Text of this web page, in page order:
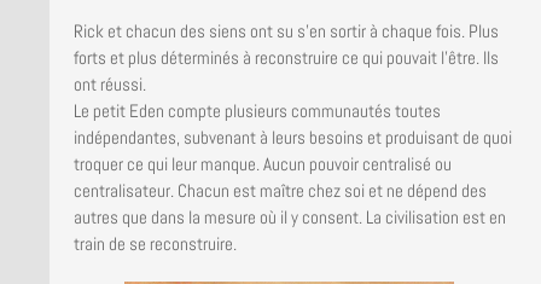
Rick et chacun des siens ont su s’en sortir à chaque fois. Plus
forts et plus déterminés à reconstruire ce qui pouvait l’être. Ils
ont réussi.
Le petit Eden compte plusieurs communautés toutes
indépendantes, subvenant à leurs besoins et produisant de quoi
troquer ce qui leur manque. Aucun pouvoir centralisé ou
centralisateur. Chacun est maître chez soi et ne dépend des
autres que dans la mesure où il y consent. La civilisation est en
train de se reconstruire.